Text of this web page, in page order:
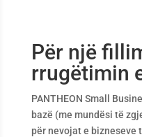
Për një
rrugëtimin
PANTHEON Small
bazë (me mundësi të
për nevojat e bizneseve